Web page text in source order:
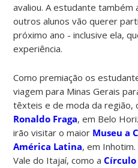
avaliou. A estudante também
outros alunos vão querer
próximo ano - inclusive ela,
experiência.
Como premiação os
viagem para Minas Gerais
têxteis e de moda da região,
Ronaldo Fraga, em Belo
irão visitar o maior Museu a
América Latina, em
Vale do Itajaí, como aCírculo